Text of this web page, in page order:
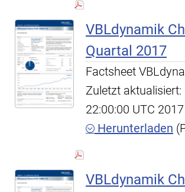
VBLdynamik
Quartal 2017
Factsheet
Zuletzt
22:00:00 UTC 2017
Herunterladen
VBLdynamik